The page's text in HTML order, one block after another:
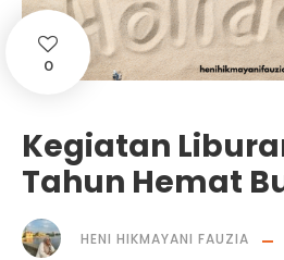
0
Kegiatan
Tahun Hemat
HENI HIKMAYANI FAUZIA